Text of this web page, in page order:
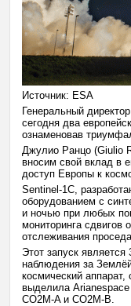
Источник: ESA
Генеральный
сегодня два
ознаменовав
Джулио Ранцо (Giulio
вносим свой вклад в
доступ Европы к
Sentinel-1C,
оборудованием с
и ночью при любых
мониторинга сдвигов
отслеживания
Этот запуск
наблюдения за
космический
выделила Arianespace
CO2M-A и CO2M-B.